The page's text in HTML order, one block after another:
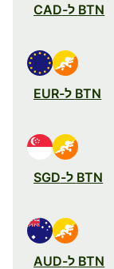
BTN ל-CAD
BTN ל-EUR
BTN ל-SGD
BTN ל-AUD